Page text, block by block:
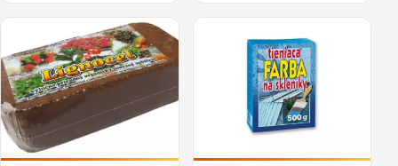
Po-Pá 9:00 - 17:00